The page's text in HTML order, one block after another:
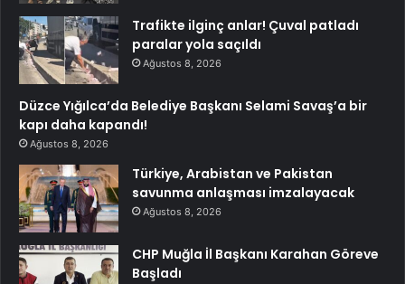
Trafikte ilginç anlar! Çuval patladı
paralar yola saçıldı
Ağustos 8, 2026
Düzce Yığılca’da Belediye Başkanı Selami Savaş’a bir
kapı daha kapandı!
Ağustos 8, 2026
Türkiye, Arabistan ve Pakistan
savunma anlaşması imzalayacak
Ağustos 8, 2026
CHP Muğla İl Başkanı Karahan Göreve
Başladı